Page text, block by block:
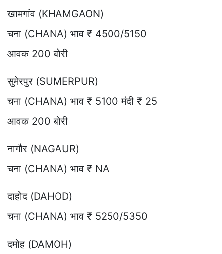
खामगांव (KHAMGAON)
चना (CHANA) भाव ₹ 4500/5150
आवक 200 बोरी
सुमेरपुर (SUMERPUR)
चना (CHANA) भाव ₹ 5100 मंदी ₹ 25
आवक 200 बोरी
नागौर (NAGAUR)
चना (CHANA) भाव ₹ NA
दाहोद (DAHOD)
चना (CHANA) भाव ₹ 5250/5350
दमोह (DAMOH)